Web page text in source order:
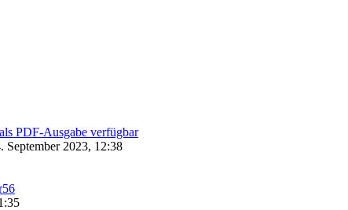
PDF-Ausgabe verfügbar
September 2023, 12:38